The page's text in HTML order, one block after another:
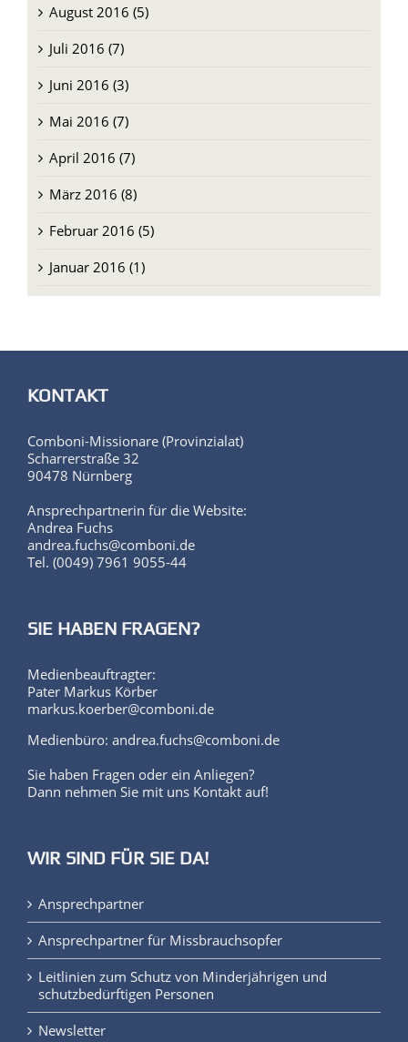
August 2016 (5)
Juli 2016 (7)
Juni 2016 (3)
Mai 2016 (7)
April 2016 (7)
März 2016 (8)
Februar 2016 (5)
Januar 2016 (1)
KONTAKT
Comboni-Missionare (Provinzialat)
Scharrerstraße 32
90478 Nürnberg
Ansprechpartnerin für die Website:
Andrea Fuchs
andrea.fuchs@comboni.de
Tel. (0049) 7961 9055-44
SIE HABEN FRAGEN?
Medienbeauftragter:
Pater Markus Körber
markus.koerber@comboni.de
Medienbüro: andrea.fuchs@comboni.de
Sie haben Fragen oder ein Anliegen?
Dann nehmen Sie mit uns Kontakt auf!
WIR SIND FÜR SIE DA!
Ansprechpartner
Ansprechpartner für Missbrauchsopfer
Leitlinien zum Schutz von Minderjährigen und
schutzbedürftigen Personen
Newsletter